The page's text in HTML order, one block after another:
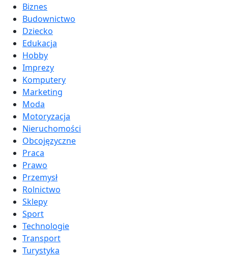
Biznes
Budownictwo
Dziecko
Edukacja
Hobby
Imprezy
Komputery
Marketing
Moda
Motoryzacja
Nieruchomości
Obcojęzyczne
Praca
Prawo
Przemysł
Rolnictwo
Sklepy
Sport
Technologie
Transport
Turystyka